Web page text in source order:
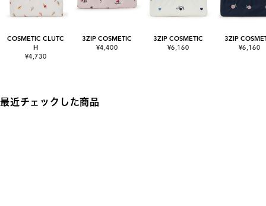
COSMETIC CLUTC
H
¥4,730
3ZIP COSMETIC
¥4,400
3ZIP COSMETIC
¥6,160
3ZIP
¥6,160
最近チェックした商品